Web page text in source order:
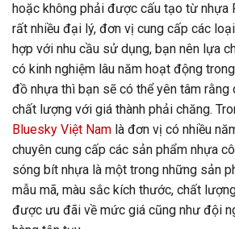
hoặc không phải được cấu tạo từ nhựa
rất nhiều đại lý, đơn vị cung cấp các
hợp với nhu cầu sử dụng, bạn nên lựa
có kinh nghiệm lâu năm hoạt động
đồ nhựa thì bạn sẽ có thể yên tâm
chất lượng với giá thành phải chăng.
Bluesky Việt Nam là đơn vị có nhiều
chuyên cung cấp các sản phẩm nhựa
sóng bít nhựa là một trong những sản
mẫu mã, màu sắc kích thước, chất
được ưu đãi về mức giá cũng như đội